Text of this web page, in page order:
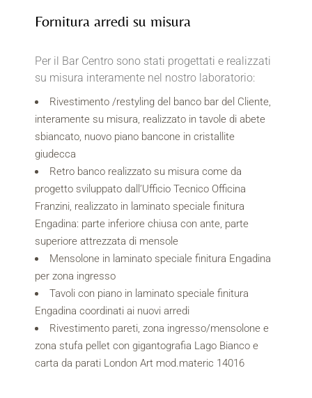
Fornitura arredi su misura
Per il Bar Centro sono stati progettati e realizzati
su misura interamente nel nostro laboratorio:
Rivestimento /restyling del banco bar del Cliente,
interamente su misura, realizzato in tavole di abete
sbiancato, nuovo piano bancone in cristallite
giudecca
Retro banco realizzato su misura come da
progetto sviluppato dall’Ufficio Tecnico Officina
Franzini, realizzato in laminato speciale finitura
Engadina: parte inferiore chiusa con ante, parte
superiore attrezzata di mensole
Mensolone in laminato speciale finitura Engadina
per zona ingresso
Tavoli con piano in laminato speciale finitura
Engadina coordinati ai nuovi arredi
Rivestimento pareti, zona ingresso/mensolone e
zona stufa pellet con gigantografia Lago Bianco e
carta da parati London Art mod.materic 14016